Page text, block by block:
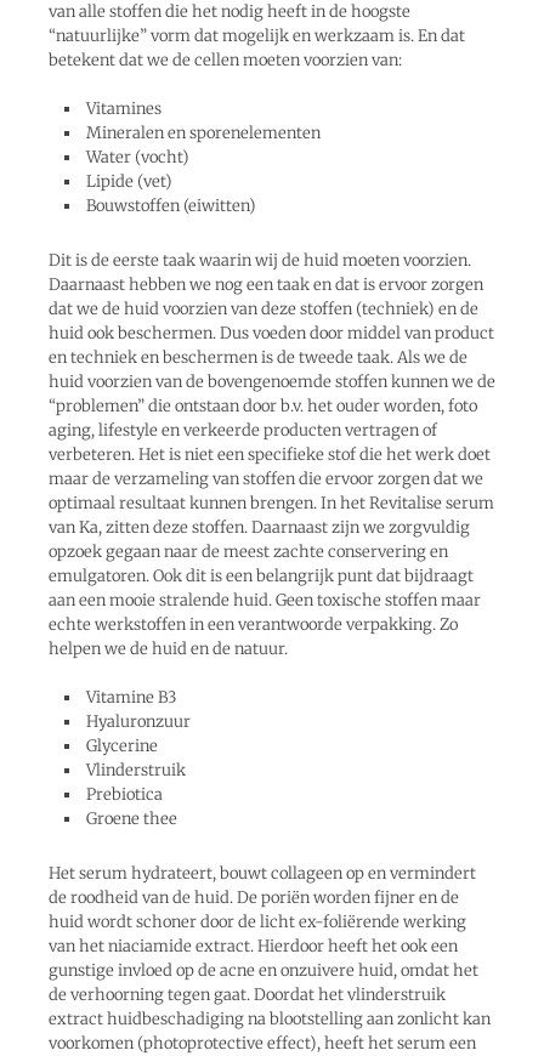
van alle stoffen die het nodig heeft in de hoogste
“natuurlijke” vorm dat mogelijk en werkzaam is. En dat
betekent dat we de cellen moeten voorzien van:
Vitamines
Mineralen en sporenelementen
Water (vocht)
Lipide (vet)
Bouwstoffen (eiwitten)
Dit is de eerste taak waarin wij de huid moeten voorzien.
Daarnaast hebben we nog een taak en dat is ervoor zorgen
dat we de huid voorzien van deze stoffen (techniek) en de
huid ook beschermen. Dus voeden door middel van product
en techniek en beschermen is de tweede taak. Als we de
huid voorzien van de bovengenoemde stoffen kunnen we de
“problemen” die ontstaan door b.v. het ouder worden, foto
aging, lifestyle en verkeerde producten vertragen of
verbeteren. Het is niet een specifieke stof die het werk doet
maar de verzameling van stoffen die ervoor zorgen dat we
optimaal resultaat kunnen brengen. In het Revitalise serum
van Ka, zitten deze stoffen. Daarnaast zijn we zorgvuldig
opzoek gegaan naar de meest zachte conservering en
emulgatoren. Ook dit is een belangrijk punt dat bijdraagt
aan een mooie stralende huid. Geen toxische stoffen maar
echte werkstoffen in een verantwoorde verpakking. Zo
helpen we de huid en de natuur.
Vitamine B3
Hyaluronzuur
Glycerine
Vlinderstruik
Prebiotica
Groene thee
Het serum hydrateert, bouwt collageen op en vermindert
de roodheid van de huid. De poriën worden fijner en de
huid wordt schoner door de licht ex-foliërende werking
van het niaciamide extract. Hierdoor heeft het ook een
gunstige invloed op de acne en onzuivere huid, omdat het
de verhoorning tegen gaat. Doordat het vlinderstruik
extract huidbeschadiging na blootstelling aan zonlicht kan
voorkomen (photoprotective effect), heeft het serum een